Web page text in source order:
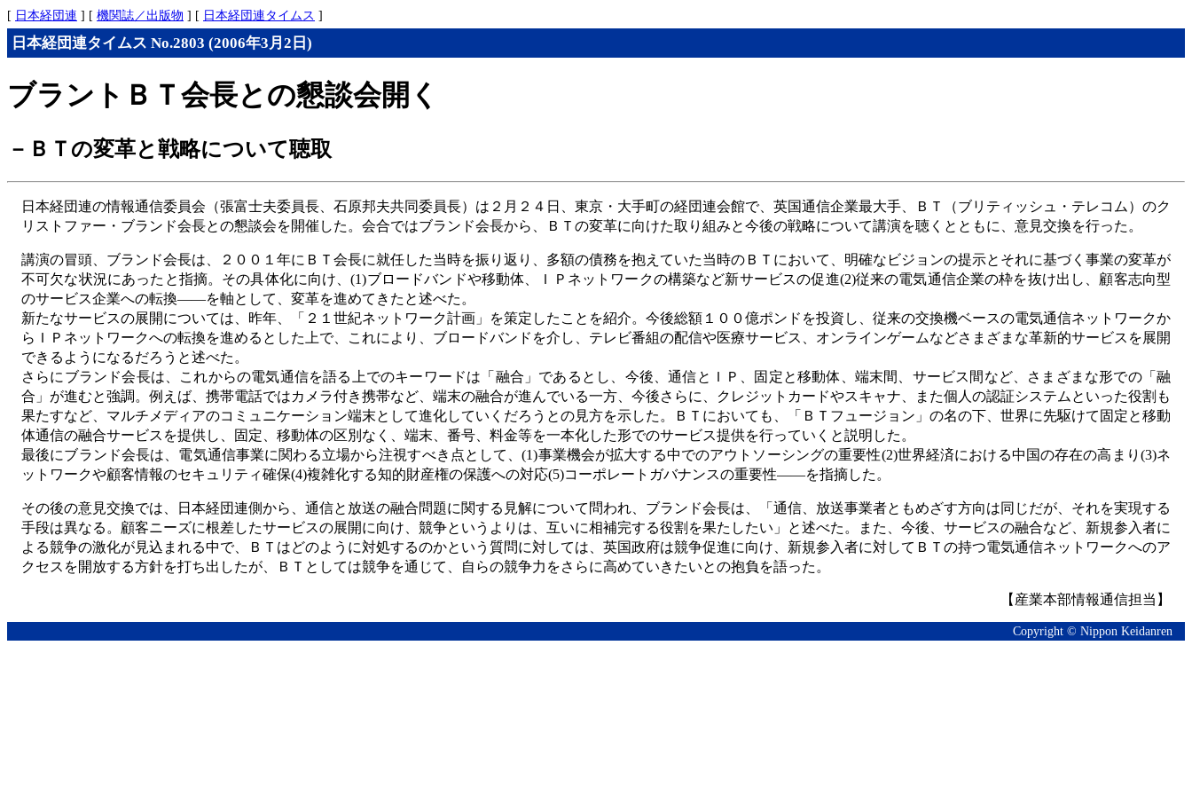
[ 日本経団連 ] [ 機関誌／出版物 ] [ 日本経団連タイムス ]
日本経団連タイムス No.2803 (2006年3月2日)
ブラントＢＴ会長との懇談会開く
－ＢＴの変革と戦略について聴取
日本経団連の情報通信委員会（張富士夫委員長、石原邦夫共同委員長）は２月２４日、東京・大手町の経団連会館で、英国通信企業最大手、ＢＴ（ブリティッシュ・テレコム）のク
リストファー・ブランド会長との懇談会を開催した。会合ではブランド会長から、ＢＴの変革に向けた取り組みと今後の戦略について講演を聴くとともに、意見交換を行った。
講演の冒頭、ブランド会長は、２００１年にＢＴ会長に就任した当時を振り返り、多額の債務を抱えていた当時のＢＴにおいて、明確なビジョンの提示とそれに基づく事業の変革が
不可欠な状況にあったと指摘。その具体化に向け、(1)ブロードバンドや移動体、ＩＰネットワークの構築など新サービスの促進(2)従来の電気通信企業の枠を抜け出し、顧客志向型
のサービス企業への転換――を軸として、変革を進めてきたと述べた。
新たなサービスの展開については、昨年、「２１世紀ネットワーク計画」を策定したことを紹介。今後総額１００億ポンドを投資し、従来の交換機ベースの電気通信ネットワークか
らＩＰネットワークへの転換を進めるとした上で、これにより、ブロードバンドを介し、テレビ番組の配信や医療サービス、オンラインゲームなどさまざまな革新的サービスを展開
できるようになるだろうと述べた。
さらにブランド会長は、これからの電気通信を語る上でのキーワードは「融合」であるとし、今後、通信とＩＰ、固定と移動体、端末間、サービス間など、さまざまな形での「融
合」が進むと強調。例えば、携帯電話ではカメラ付き携帯など、端末の融合が進んでいる一方、今後さらに、クレジットカードやスキャナ、また個人の認証システムといった役割も
果たすなど、マルチメディアのコミュニケーション端末として進化していくだろうとの見方を示した。ＢＴにおいても、「ＢＴフュージョン」の名の下、世界に先駆けて固定と移動
体通信の融合サービスを提供し、固定、移動体の区別なく、端末、番号、料金等を一本化した形でのサービス提供を行っていくと説明した。
最後にブランド会長は、電気通信事業に関わる立場から注視すべき点として、(1)事業機会が拡大する中でのアウトソーシングの重要性(2)世界経済における中国の存在の高まり(3)ネ
ットワークや顧客情報のセキュリティ確保(4)複雑化する知的財産権の保護への対応(5)コーポレートガバナンスの重要性――を指摘した。
その後の意見交換では、日本経団連側から、通信と放送の融合問題に関する見解について問われ、ブランド会長は、「通信、放送事業者ともめざす方向は同じだが、それを実現する
手段は異なる。顧客ニーズに根差したサービスの展開に向け、競争というよりは、互いに相補完する役割を果たしたい」と述べた。また、今後、サービスの融合など、新規参入者に
よる競争の激化が見込まれる中で、ＢＴはどのように対処するのかという質問に対しては、英国政府は競争促進に向け、新規参入者に対してＢＴの持つ電気通信ネットワークへのア
クセスを開放する方針を打ち出したが、ＢＴとしては競争を通じて、自らの競争力をさらに高めていきたいとの抱負を語った。
【産業本部情報通信担当】
Copyright © Nippon Keidanren